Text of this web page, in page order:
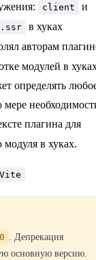
client и
в хуках
авторам
модулей в
определять
плагина для
в хуках.
Vite
. Депрекация
основную версию.